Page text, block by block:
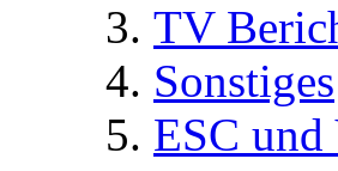
TV
Sonstiges
ESC und